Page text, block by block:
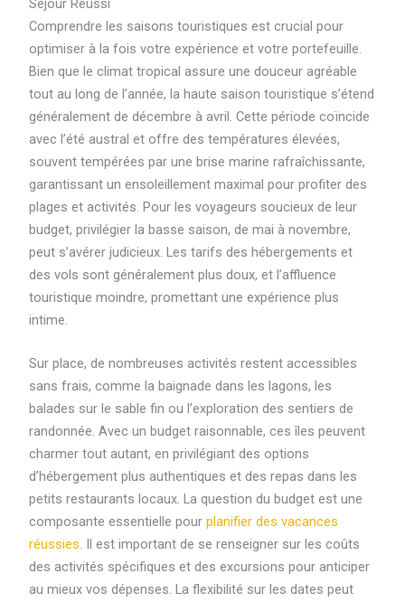
Comprendre les saisons touristiques est crucial pour
optimiser à la fois votre expérience et votre portefeuille.
Bien que le climat tropical assure une douceur agréable
tout au long de l’année, la haute saison touristique s’étend
généralement de décembre à avril. Cette période coïncide
avec l’été austral et offre des températures élevées,
souvent tempérées par une brise marine rafraîchissante,
garantissant un ensoleillement maximal pour profiter des
plages et activités. Pour les voyageurs soucieux de leur
budget, privilégier la basse saison, de mai à novembre,
peut s’avérer judicieux. Les tarifs des hébergements et
des vols sont généralement plus doux, et l’affluence
touristique moindre, promettant une expérience plus
intime.
Sur place, de nombreuses activités restent accessibles
sans frais, comme la baignade dans les lagons, les
balades sur le sable fin ou l’exploration des sentiers de
randonnée. Avec un budget raisonnable, ces îles peuvent
charmer tout autant, en privilégiant des options
d’hébergement plus authentiques et des repas dans les
petits restaurants locaux. La question du budget est une
composante essentielle pour planifier des vacances
réussies. Il est important de se renseigner sur les coûts
des activités spécifiques et des excursions pour anticiper
au mieux vos dépenses. La flexibilité sur les dates peut